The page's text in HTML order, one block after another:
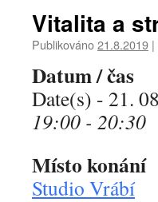
Vitalita a
Publikováno21.8.2019 |
Datum / čas
Date(s) - 21.
19:00 - 20:30
Místo konání
Studio Vrábí